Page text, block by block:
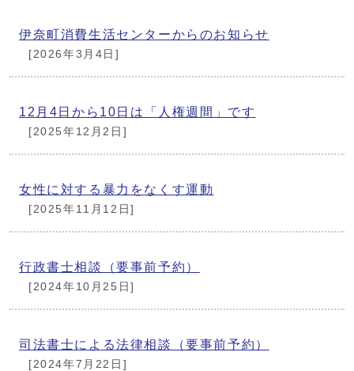
伊奈町消費生活センターからのお知らせ
[2026年3月4日]
12月4日から10日は「人権週間」です
[2025年12月2日]
女性に対する暴力をなくす運動
[2025年11月12日]
行政書士相談（要事前予約）
[2024年10月25日]
司法書士による法律相談（要事前予約）
[2024年7月22日]